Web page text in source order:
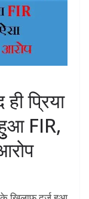
प्रिया
FIR,